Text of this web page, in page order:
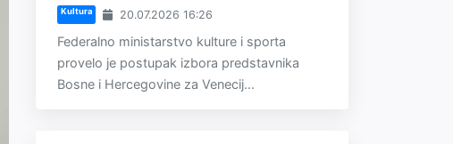
Kultura 20.07.2026 16:26
Federalno ministarstvo kulture i sporta
provelo je postupak izbora predstavnika
Bosne i Hercegovine za Venecij...